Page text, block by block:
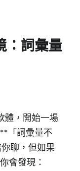
：詞彙量
體，開始一場
「詞彙量不
聊，但如果
會發現：